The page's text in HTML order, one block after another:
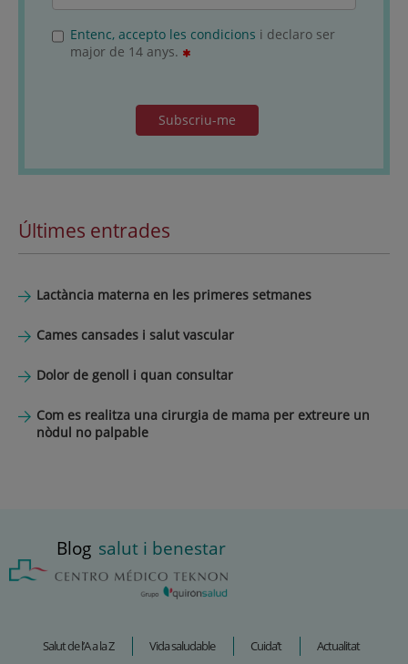
Entenc, accepto les condicions i declaro ser
major de 14 anys.
Subscriu-me
Últimes entrades
Lactància materna en les primeres setmanes
Cames cansades i salut vascular
Dolor de genoll i quan consultar
Com es realitza una cirurgia de mama per extreure un
nòdul no palpable
Blog salut i benestar
Salut de l’A a la Z Vida saludable Cuida’t Actualitat